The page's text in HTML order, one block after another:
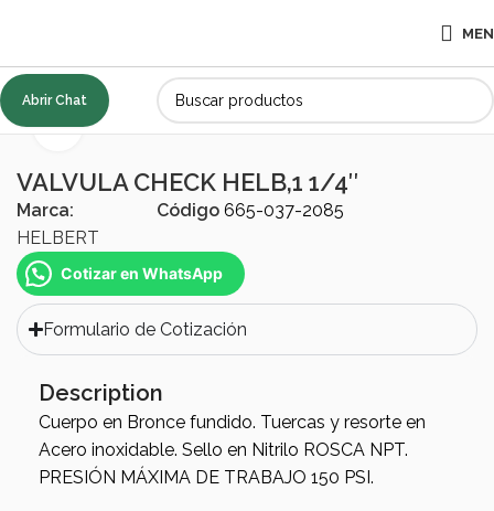
Abrir Chat
Inicio ACCESORIOS Válvulas
Click to enlarge
VALVULA CHECK HELB,1 1/4″
Marca:
HELBERT
Código 665-037-2085
Cotizar en WhatsApp
Formulario de Cotización
Description
Cuerpo en Bronce fundido. Tuercas y resorte en
Acero inoxidable. Sello en Nitrilo ROSCA NPT.
PRESIÓN MÁXIMA DE TRABAJO 150 PSI.